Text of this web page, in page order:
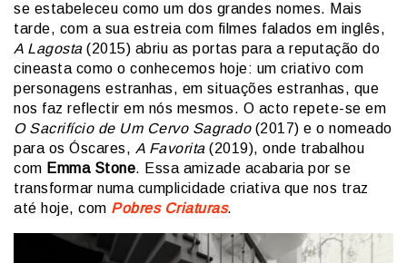
se estabeleceu como um dos grandes nomes. Mais
tarde, com a sua estreia com filmes falados em inglês,
A Lagosta(2015) abriu as portas para a reputação do
cineasta como o conhecemos hoje: um criativo com
personagens estranhas, em situações estranhas, que
nos faz reflectir em nós mesmos. O acto repete-se em
O Sacrifício de Um Cervo Sagrado(2017) e o nomeado
para os Óscares, A Favorita(2019), onde trabalhou
com Emma Stone. Essa amizade acabaria por se
transformar numa cumplicidade criativa que nos traz
até hoje, com Pobres Criaturas.